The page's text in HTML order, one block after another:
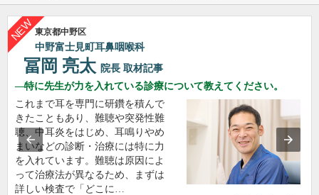
東京都中野区
中野富士見町耳鼻咽喉科
冨岡 亮太 院長 取材記事
特に先生が力を入れている診療について教えてください。
これまで耳を専門に研鑽を積んで
きたこともあり、難聴や突発性難
聴、中耳炎をはじめ、耳鳴りやめ
まいなどの診断・治療には特に力
を入れています。難聴は原因によ
って治療法が異なるため、まずは
詳しい検査で「どこに…